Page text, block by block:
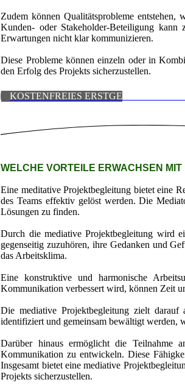
Zudem können Qualitätsprobleme
Kunden- oder Stakeholder-Beteiligung
Erwartungen nicht klar kommunizieren.
Diese Probleme können einzeln oder in
den Erfolg des Projekts sicherzustellen.
KOSTENFREIES ERSTGESPRÄCH
WELCHE VORTEILE ERWACHSEN
Eine meditative Projektbegleitung bietet eine
des Teams effektiv gelöst werden. Die
Lösungen zu finden.
Durch die mediative Projektbegleitung wird
gegenseitig zuzuhören, ihre Gedanken und
das Arbeitsklima.
Eine konstruktive und harmonische
Kommunikation verbessert wird, können Zeit
Die mediative Projektbegleitung zielt
identifiziert und gemeinsam bewältigt werden,
Darüber hinaus ermöglicht die Teilnahme
Kommunikation zu entwickeln. Diese
Insgesamt bietet eine mediative
Projekts sicherzustellen.